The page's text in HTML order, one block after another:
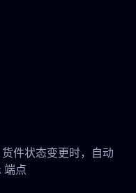
货件状态变更时，自动
端点